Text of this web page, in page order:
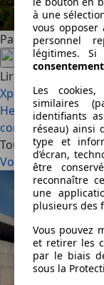
à une
vous opposer
personnel
légitimes. Si
consentement
Les
similaires
identifiants
réseau) ainsi
type et
d’écran,
être
reconnaître
une
plusieurs des
Vous pouvez
et retirer les
par le biais
sous la
Partagez cet article
Lire aussi
Xpeng G9L : avec
Hennessey
comme les autres
Tous les articles
Voir tout